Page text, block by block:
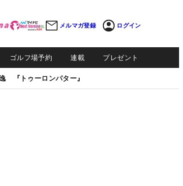
メルマガ登録 ログイン
ゴルフ場予約 連載 プレゼント
『トゥーロンパター』